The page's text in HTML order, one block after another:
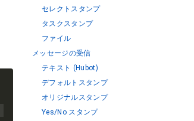
セレクトスタンプ
タスクスタンプ
ファイル
メッセージの受信
テキスト (Hubot)
デフォルトスタンプ
オリジナルスタンプ
Yes/No スタンプ